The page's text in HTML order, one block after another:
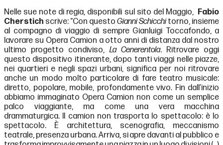
Nelle sue note di regia, disponibili sul sito del Maggio, Fabio
Cherstich scrive: “Con questo Gianni Schicchitorno, insieme
al compagno di viaggio di sempre Gianluigi Toccafondo, a
lavorare su Opera Camion a otto anni di distanza dal nostro
ultimo progetto condiviso,La Cenerentola. Ritrovare oggi
questo dispositivo itinerante, dopo tanti viaggi nelle piazze,
nei quartieri e negli spazi urbani, significa per noi ritrovare
anche un modo molto particolare di fare teatro musicale:
diretto, popolare, mobile, profondamente vivo. Fin dall’inizio
abbiamo immaginato Opera Camion non come un semplice
palco viaggiante, ma come una vera macchina
drammaturgica. Il camion non trasporta lo spettacolo: è lo
spettacolo. È architettura, scenografia, meccanismo
teatrale, presenza urbana. Arriva, si apre davanti al pubblico e